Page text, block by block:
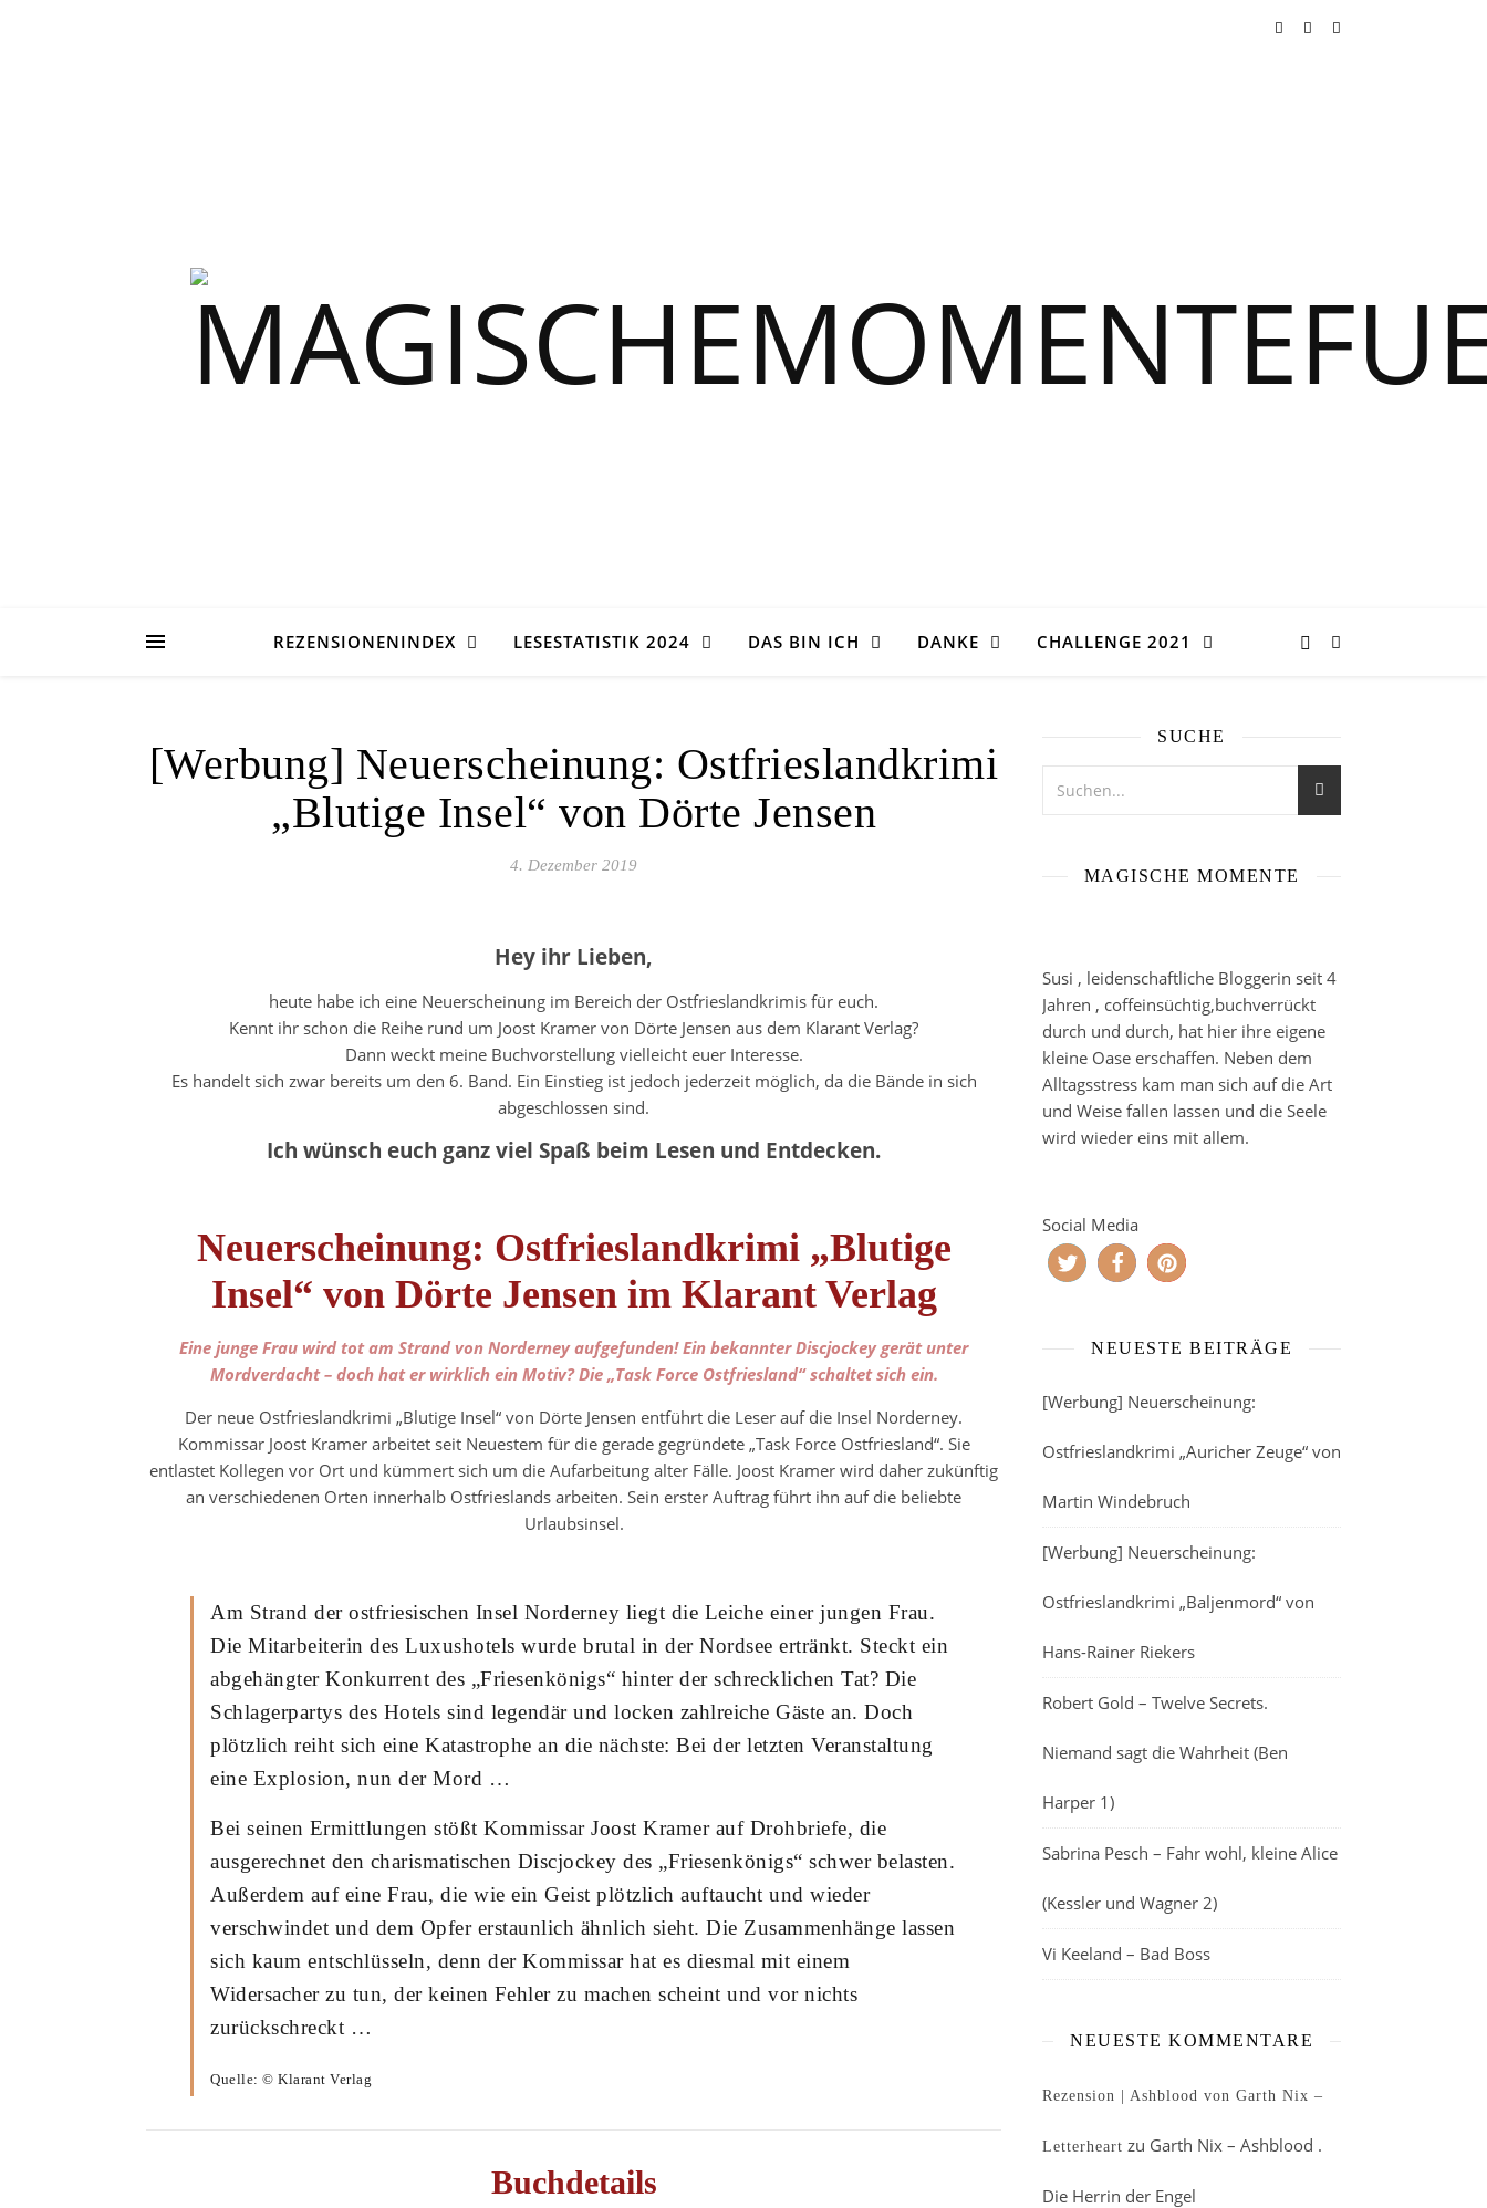
REZENSIONENINDEX LESESTATISTIK 2024 DAS BIN ICH DANKE CHALLENGE 2021
[Werbung] Neuerscheinung: Ostfrieslandkrimi
„Blutige Insel“ von Dörte Jensen
4. Dezember 2019
Hey ihr Lieben,
heute habe ich eine Neuerscheinung im Bereich der Ostfrieslandkrimis für euch.
Kennt ihr schon die Reihe rund um Joost Kramer von Dörte Jensen aus dem Klarant Verlag?
Dann weckt meine Buchvorstellung vielleicht euer Interesse.
Es handelt sich zwar bereits um den 6. Band. Ein Einstieg ist jedoch jederzeit möglich, da die Bände in sich
abgeschlossen sind.
Ich wünsch euch ganz viel Spaß beim Lesen und Entdecken.
Neuerscheinung: Ostfrieslandkrimi „Blutige
Insel“ von Dörte Jensen im Klarant Verlag
Eine junge Frau wird tot am Strand von Norderney aufgefunden! Ein bekannter Discjockey gerät unter
Mordverdacht – doch hat er wirklich ein Motiv? Die „Task Force Ostfriesland“ schaltet sich ein.
Der neue Ostfrieslandkrimi „Blutige Insel“ von Dörte Jensen entführt die Leser auf die Insel Norderney.
Kommissar Joost Kramer arbeitet seit Neuestem für die gerade gegründete „Task Force Ostfriesland“. Sie
entlastet Kollegen vor Ort und kümmert sich um die Aufarbeitung alter Fälle. Joost Kramer wird daher zukünftig
an verschiedenen Orten innerhalb Ostfrieslands arbeiten. Sein erster Auftrag führt ihn auf die beliebte
Urlaubsinsel.
Am Strand der ostfriesischen Insel Norderney liegt die Leiche einer jungen Frau.
Die Mitarbeiterin des Luxushotels wurde brutal in der Nordsee ertränkt. Steckt ein
abgehängter Konkurrent des „Friesenkönigs“ hinter der schrecklichen Tat? Die
Schlagerpartys des Hotels sind legendär und locken zahlreiche Gäste an. Doch
plötzlich reiht sich eine Katastrophe an die nächste: Bei der letzten Veranstaltung
eine Explosion, nun der Mord …
Bei seinen Ermittlungen stößt Kommissar Joost Kramer auf Drohbriefe, die
ausgerechnet den charismatischen Discjockey des „Friesenkönigs“ schwer belasten.
Außerdem auf eine Frau, die wie ein Geist plötzlich auftaucht und wieder
verschwindet und dem Opfer erstaunlich ähnlich sieht. Die Zusammenhänge lassen
sich kaum entschlüsseln, denn der Kommissar hat es diesmal mit einem
Widersacher zu tun, der keinen Fehler zu machen scheint und vor nichts
zurückschreckt …
Quelle: © Klarant Verlag
Buchdetails
SUCHE
MAGISCHE MOMENTE
Susi , leidenschaftliche Bloggerin seit 4
Jahren , coffeinsüchtig,buchverrückt
durch und durch, hat hier ihre eigene
kleine Oase erschaffen. Neben dem
Alltagsstress kam man sich auf die Art
und Weise fallen lassen und die Seele
wird wieder eins mit allem.
Social Media
NEUESTE BEITRÄGE
[Werbung] Neuerscheinung:
Ostfrieslandkrimi „Auricher Zeuge“ von
Martin Windebruch
[Werbung] Neuerscheinung:
Ostfrieslandkrimi „Baljenmord“ von
Hans-Rainer Riekers
Robert Gold – Twelve Secrets.
Niemand sagt die Wahrheit (Ben
Harper 1)
Sabrina Pesch – Fahr wohl, kleine Alice
(Kessler und Wagner 2)
Vi Keeland – Bad Boss
NEUESTE KOMMENTARE
Rezension | Ashblood von Garth Nix –
Letterheart zu Garth Nix – Ashblood .
Die Herrin der Engel